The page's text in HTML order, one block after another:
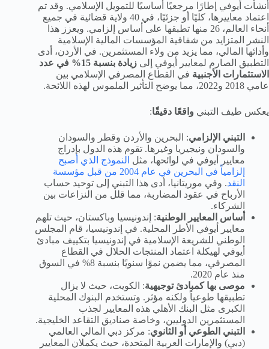
أنشأت أيوفي إطارًا مرجعيًا أساسيًا للتمويل الإسلامي. وقد تم
اعتماد معاييرها، كليًا أو جزئيًا، في 40 ولاية قضائية في جميع
أنحاء العالم، 26 منها تطبقها على أساس إلزامي. ويعزز هذا
النشر المتزايد من شفافية المؤسسات المالية الإسلامية
وأدائها المالي، مما يزيد من ولاء المستثمرين. في الأردن، أدى
التطبيق الصارم لمعايير أيوفي إلى
زيادة بنسبة 15% في عدد
الاستثمارات الأجنبية في القطاع المصرفي الإسلامي بين
عامي 2018 و2022، مما يوضح التأثير الملموس لهذه اللائحة.
يعكس طيف التبني واقعًا دقيقًا:
التبني الإلزامي: البحرين والأردن وقطر والسودان
والسودان ونيجيريا وغيرها. تقوم هذه الدول بإدراج
معايير أيوفي في لوائحها، مثل النموذج الذي أصبح
إلزامياً في البحرين في عام 2004 من قبل مؤسسة
النقد. وفي موريتانيا، أدى هذا التبني إلى توحيد حساب
الأرباح في عقود المضاربة، مما قلل من النزاعات بين
الشركاء.
أساس المعايير الوطنية: إندونيسيا وباكستان، حيث تلهم
معايير أيوفي الأطر المحلية. في إندونيسيا، قام المجلس
الوطني للشريعة الإسلامية في إندونيسيا بتكييف مبادئ
أيوفي لهيكلة اعتماد المنتجات الحلال في القطاع
المصرفي، مما يضمن نموًا سنويًا بنسبة 8% في السوق
منذ عام 2020.
موصى بها كمبادئ توجيهية: الكويت، حيث لا يزال
تطبيقها طوعياً ولكنه مؤثر. وتستخدم البنوك المحلية
الكبرى مثل البنك الأهلي هذه المعايير لجذب
المستثمرين الدوليين، وخاصة صناديق التقاعد الخليجية.
التبني الطوعي أو الثانوي: مركز دبي المالي العالمي
(دبي) والإمارات العربية المتحدة، حيث يكملان المعايير